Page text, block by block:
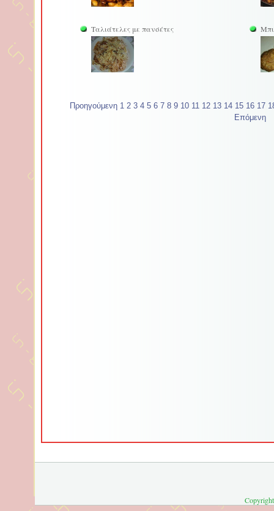
Ταλιάτελες με πανσέτες
Προηγούμενη 1 2 3 4 5 6 7 8 9 10 11 12 13 14 15 16 17
Επόμενη